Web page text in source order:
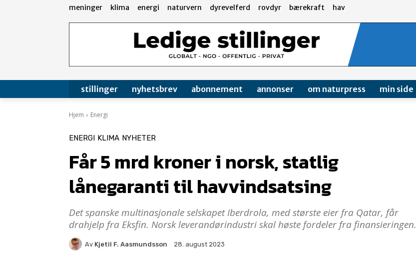
meninger klima energi naturvern dyrevelferd rovdyr bærekraft hav
stillinger nyhetsbrev abonnement annonser om naturpress min side
Hjem Energi
ENERGI KLIMA NYHETER
Får 5 mrd kroner i norsk, statlig
lånegaranti til havvindsatsing
Det spanske multinasjonale selskapet Iberdrola, med største eier fra Qatar, får
drahjelp fra Eksfin. Norsk leverandørindustri skal høste fordeler fra finansieringen.
Av Kjetil F. Aasmundsson 28. august 2023